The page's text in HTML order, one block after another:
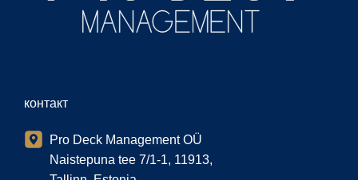
контакт
Pro Deck Management OÜ
Naistepuna tee 7/1-1, 11913,